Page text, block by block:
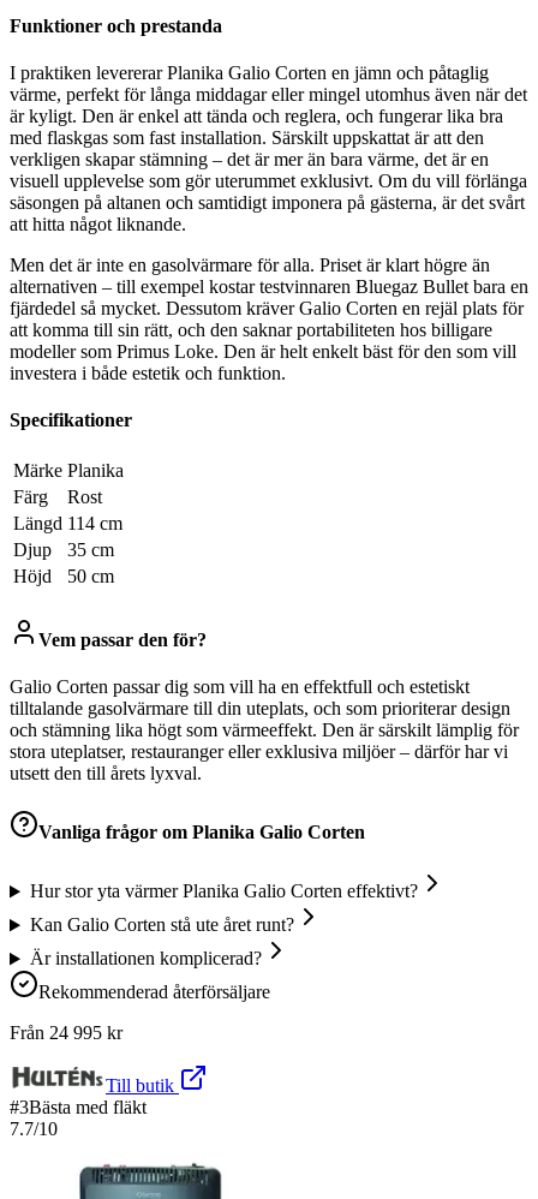
Funktioner och prestanda
I praktiken levererar Planika Galio Corten en jämn och påtaglig
värme, perfekt för långa middagar eller mingel utomhus även när det
är kyligt. Den är enkel att tända och reglera, och fungerar lika bra
med flaskgas som fast installation. Särskilt uppskattat är att den
verkligen skapar stämning – det är mer än bara värme, det är en
visuell upplevelse som gör uterummet exklusivt. Om du vill förlänga
säsongen på altanen och samtidigt imponera på gästerna, är det svårt
att hitta något liknande.
Men det är inte en gasolvärmare för alla. Priset är klart högre än
alternativen – till exempel kostar testvinnaren Bluegaz Bullet bara en
fjärdedel så mycket. Dessutom kräver Galio Corten en rejäl plats för
att komma till sin rätt, och den saknar portabiliteten hos billigare
modeller som Primus Loke. Den är helt enkelt bäst för den som vill
investera i både estetik och funktion.
Specifikationer
Märke Planika
Färg
Rost
Längd 114 cm
Djup
35 cm
Höjd
50 cm
Vem passar den för?
Galio Corten passar dig som vill ha en effektfull och estetiskt
tilltalande gasolvärmare till din uteplats, och som prioriterar design
och stämning lika högt som värmeeffekt. Den är särskilt lämplig för
stora uteplatser, restauranger eller exklusiva miljöer – därför har vi
utsett den till årets lyxval.
Vanliga frågor om Planika Galio Corten
Hur stor yta värmer Planika Galio Corten effektivt?
Kan Galio Corten stå ute året runt?
Är installationen komplicerad?
Rekommenderad återförsäljare
Från 24 995 kr
Till butik
#3Bästa med fläkt
7.7/10